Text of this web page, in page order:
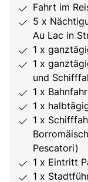
Fahrt im
5 x
Au Lac in
1 x
1 x
und
1 x
1 x
1 x
Pescatori)
1 x Eintritt
1 x